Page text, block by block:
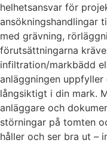
helhetsansvar för
ansökningshandlingar
med grävning,
förutsättningarna
infiltration/markbädd
anläggningen
långsiktigt i din mark.
anläggare och
störningar på tomten
håller och ser bra ut –